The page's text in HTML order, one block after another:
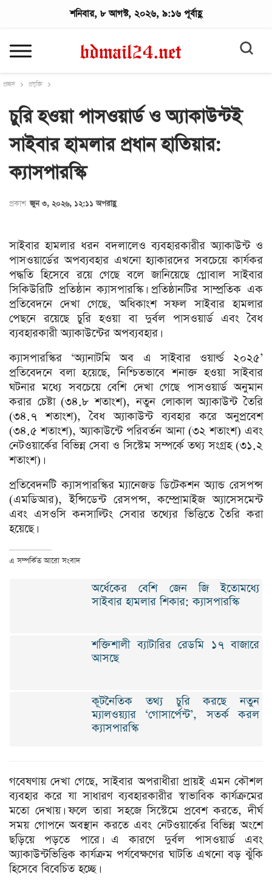
শনিবার, ৮ আগস্ট, ২০২৬, ৯:১৬ পূর্বাহ্ণ
প্রচ্ছদ প্রযুক্তি
চুরি হওয়া পাসওয়ার্ড ও অ্যাকাউন্টই
সাইবার হামলার প্রধান হাতিয়ার:
ক্যাসপারস্কি
প্রকাশ জুন ৩, ২০২৬, ১২:১১ অপরাহ্ণ
সাইবার হামলার ধরন বদলালেও ব্যবহারকারীর অ্যাকাউন্ট ও
পাসওয়ার্ডের অপব্যবহার এখনো হ্যাকারদের সবচেয়ে কার্যকর
পদ্ধতি হিসেবে রয়ে গেছে বলে জানিয়েছে গ্লোবাল সাইবার
সিকিউরিটি প্রতিষ্ঠান ক্যাসপারস্কি। প্রতিষ্ঠানটির সাম্প্রতিক এক
প্রতিবেদনে দেখা গেছে, অধিকাংশ সফল সাইবার হামলার
পেছনে রয়েছে চুরি হওয়া বা দুর্বল পাসওয়ার্ড এবং বৈধ
ব্যবহারকারী অ্যাকাউন্টের অপব্যবহার।
ক্যাসপারস্কির ‘অ্যানাটমি অব এ সাইবার ওয়ার্ল্ড ২০২৫’
প্রতিবেদনে বলা হয়েছে, নিশ্চিতভাবে শনাক্ত হওয়া সাইবার
ঘটনার মধ্যে সবচেয়ে বেশি দেখা গেছে পাসওয়ার্ড অনুমান
করার চেষ্টা (৩৪.৮ শতাংশ), নতুন লোকাল অ্যাকাউন্ট তৈরি
(৩৪.৭ শতাংশ), বৈধ অ্যাকাউন্ট ব্যবহার করে অনুপ্রবেশ
(৩৪.৫ শতাংশ), অ্যাকাউন্টে পরিবর্তন আনা (৩২ শতাংশ) এবং
নেটওয়ার্কের বিভিন্ন সেবা ও সিস্টেম সম্পর্কে তথ্য সংগ্রহ (৩১.২
শতাংশ)।
প্রতিবেদনটি ক্যাসপারস্কির ম্যানেজড ডিটেকশন অ্যান্ড রেসপন্স
(এমডিআর), ইন্সিডেন্ট রেসপন্স, কম্প্রোমাইজ অ্যাসেসমেন্ট
এবং এসওসি কনসাল্টিং সেবার তথ্যের ভিত্তিতে তৈরি করা
হয়েছে।
এ সম্পর্কিত আরো সংবাদ
অর্ধেকের বেশি জেন জি ইতোমধ্যে
সাইবার হামলার শিকার: ক্যাসপারস্কি
শক্তিশালী ব্যাটারির রেডমি ১৭ বাজারে
আসছে
কূটনৈতিক তথ্য চুরি করছে নতুন
ম্যালওয়্যার ‘গোসার্পেন্ট’, সতর্ক করল
ক্যাসপারস্কি
গবেষণায় দেখা গেছে, সাইবার অপরাধীরা প্রায়ই এমন কৌশল
ব্যবহার করে যা সাধারণ ব্যবহারকারীর স্বাভাবিক কার্যক্রমের
মতো দেখায়। ফলে তারা সহজে সিস্টেমে প্রবেশ করতে, দীর্ঘ
সময় গোপনে অবস্থান করতে এবং নেটওয়ার্কের বিভিন্ন অংশে
ছড়িয়ে পড়তে পারে। এ কারণে দুর্বল পাসওয়ার্ড এবং
অ্যাকাউন্টভিত্তিক কার্যক্রম পর্যবেক্ষণের ঘাটতি এখনো বড় ঝুঁকি
হিসেবে বিবেচিত হচ্ছে।